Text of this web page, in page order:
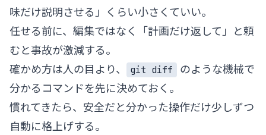
味だけ説明させる」くらい小さくていい。
任せる前に、編集ではなく「計画だけ返して」と頼
むと事故が激減する。
確かめ方は人の目より、
git diff
のような機械で
分かるコマンドを先に決めておく。
慣れてきたら、安全だと分かった操作だけ少しずつ
自動に格上げする。